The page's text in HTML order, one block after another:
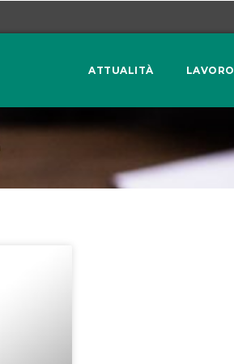
ATTUALITÀ LAVORO